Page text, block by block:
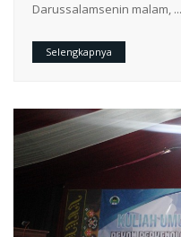
Darussalamsenin malam, ...
Selengkapnya